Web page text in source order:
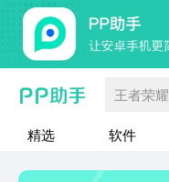
王者荣耀
精选 软件